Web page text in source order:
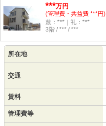
***万円
(管理費・共益費 ***円)
敷：***｜礼：***
3階 / *** / ***
所在地
交通
賃料
管理費等